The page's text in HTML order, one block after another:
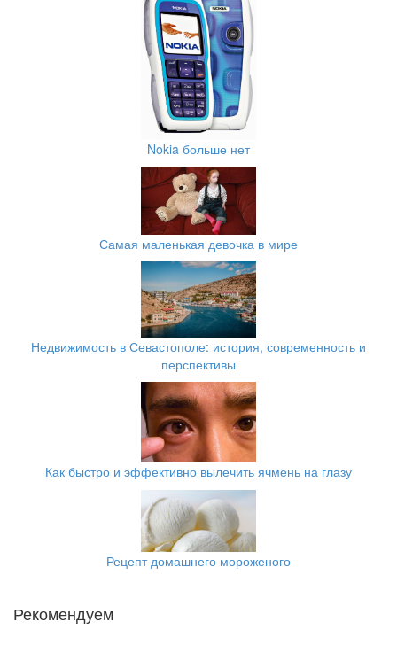
Nokia больше нет
Самая маленькая девочка в мире
Недвижимость в Севастополе: история, современность и
перспективы
Как быстро и эффективно вылечить ячмень на глазу
Рецепт домашнего мороженого
Рекомендуем